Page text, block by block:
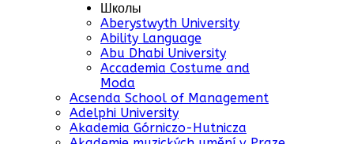
Школы
Aberystwyth University
Ability Language
Abu Dhabi University
Accademia Costume and
Moda
Acsenda School of Management
Adelphi University
Akademia Górniczo-Hutnicza